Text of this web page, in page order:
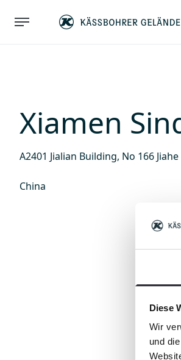
Diese
Wir
und
Xiamen
A2401 Jialian Building, No 166
China